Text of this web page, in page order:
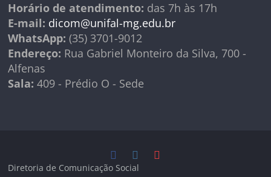
Horário de atendimento: das 7h às 17h
E-mail: dicom@unifal-mg.edu.br
WhatsApp: (35) 3701-9012
Endereço: Rua Gabriel Monteiro da Silva, 700 -
Alfenas
Sala: 409 - Prédio O - Sede
Diretoria de Comunicação Social